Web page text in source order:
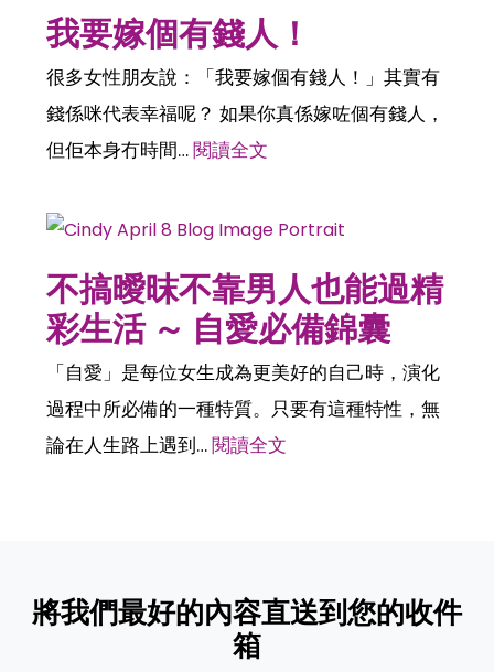
我要嫁個有錢人！
很多女性朋友說：「我要嫁個有錢人！」其實有
錢係咪代表幸福呢？ 如果你真係嫁咗個有錢人，
但佢本身冇時間…閱讀全文
不搞曖昩不靠男人也能過精
彩生活 ～ 自愛必備錦囊
「自愛」是每位女生成為更美好的自己時，演化
過程中所必備的一種特質。只要有這種特性，無
論在人生路上遇到…閱讀全文
將我們最好的內容直送到您的收件
箱